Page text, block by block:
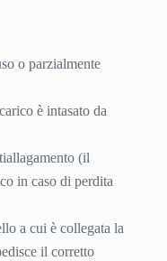
o parzialmente
è intasato da
(il
in caso di perdita
a cui è collegata la
il corretto